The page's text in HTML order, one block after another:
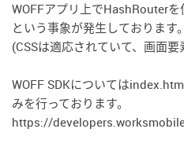
WOFFアプリ上でHashRouter
という事象が発生しております。
(CSSは適応されていて、画面
WOFF SDKについては
みを行っております。
https://